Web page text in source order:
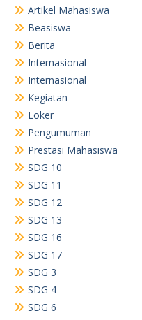
Artikel Mahasiswa
Beasiswa
Berita
Internasional
Internasional
Kegiatan
Loker
Pengumuman
Prestasi Mahasiswa
SDG 10
SDG 11
SDG 12
SDG 13
SDG 16
SDG 17
SDG 3
SDG 4
SDG 6